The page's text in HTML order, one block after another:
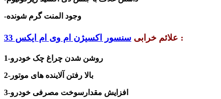
-وجود المنت گرم شونده
علائم خرابی سنسور اکسیژن ام وی ام ایکس 33 :
1-روشن شدن چراغ چک خودرو
2-بالا رفتن آلاینده های موتور
3-افزایش مقدارسوخت مصرفی خودرو